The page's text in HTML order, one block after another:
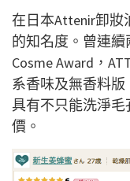
在日本Attenir卸妝
的知名度。曾連續
Cosme Award，
系香味及無香料版
具有不只能洗淨
價。